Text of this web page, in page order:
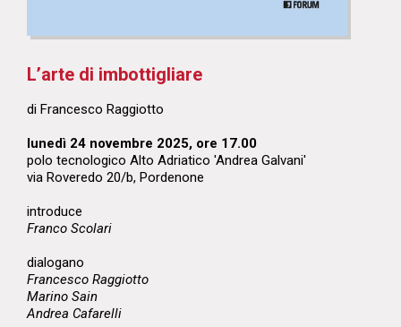
L’arte di imbottigliare
di Francesco Raggiotto
lunedì 24 novembre 2025, ore 17.00
polo tecnologico Alto Adriatico 'Andrea Galvani'
via Roveredo 20/b, Pordenone
introduce
Franco Scolari
dialogano
Francesco Raggiotto
Marino Sain
Andrea Cafarelli